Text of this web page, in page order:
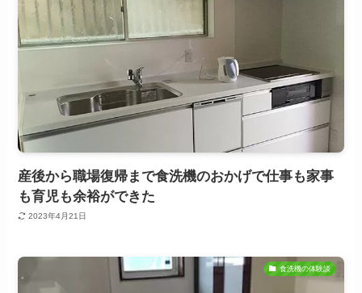
産後から職場復帰まで食洗機のおかげで仕事も家事
も育児も余裕ができた
2023年4月21日
食洗機の体験談